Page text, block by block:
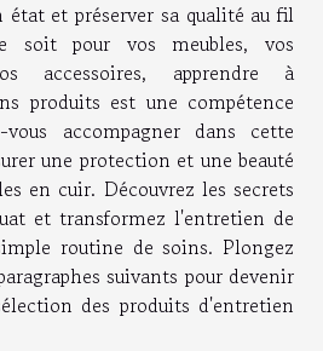
et préserver sa qualité au fil
soit pour vos meubles, vos
accessoires, apprendre à
produits est une compétence
vous accompagner dans cette
une protection et une beauté
en cuir. Découvrez les secrets
et transformez l'entretien de
routine de soins. Plongez
suivants pour devenir
des produits d'entretien